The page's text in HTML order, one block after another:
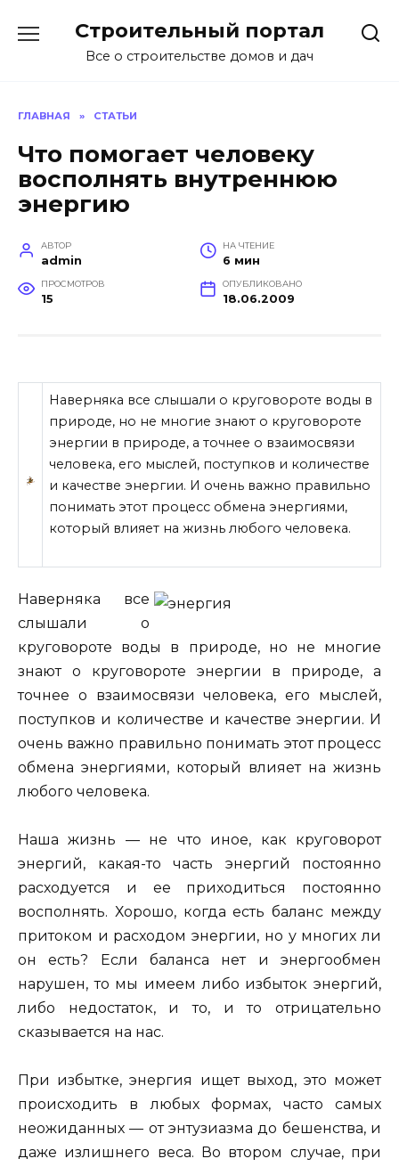
содержанию
Строительный портал
Все о строительстве домов и дач
ГЛАВНАЯ » СТАТЬИ
Что помогает человеку
восполнять внутреннюю
энергию
АВТОР
admin
НА ЧТЕНИЕ
6 мин
ПРОСМОТРОВ
15
ОПУБЛИКОВАНО
18.06.2009
Наверняка все слышали о круговороте воды в
природе, но не многие знают о круговороте
энергии в природе, а точнее о взаимосвязи
человека, его мыслей, поступков и количестве
и качестве энергии. И очень важно правильно
понимать этот процесс обмена энергиями,
который влияет на жизнь любого человека.
Наверняка все
слышали о
круговороте воды в природе, но не многие
знают о круговороте энергии в природе, а
точнее о взаимосвязи человека, его мыслей,
поступков и количестве и качестве энергии. И
очень важно правильно понимать этот процесс
обмена энергиями, который влияет на жизнь
любого человека.
Наша жизнь — не что иное, как круговорот
энергий, какая-то часть энергий постоянно
расходуется и ее приходиться постоянно
восполнять. Хорошо, когда есть баланс между
притоком и расходом энергии, но у многих ли
он есть? Если баланса нет и энергообмен
нарушен, то мы имеем либо избыток энергий,
либо недостаток, и то, и то отрицательно
сказывается на нас.
При избытке, энергия ищет выход, это может
происходить в любых формах, часто самых
неожиданных — от энтузиазма до бешенства, и
даже излишнего веса. Во втором случае, при